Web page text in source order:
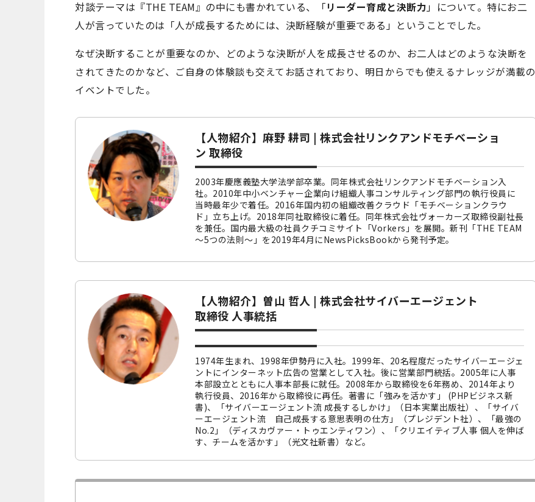
対談テーマは『THE TEAM』の中にも書かれている、「リーダー育成と決断力」について。特にお二
人が言っていたのは「人が成長するためには、決断経験が重要である」ということでした。
なぜ決断することが重要なのか、どのような決断が人を成長させるのか、お二人はどのような決断を
されてきたのかなど、ご自身の体験談も交えてお話されており、明日からでも使えるナレッジが満載の
イベントでした。
【人物紹介】麻野 耕司 | 株式会社リンクアンドモチベーショ
ン 取締役
2003年慶應義塾大学法学部卒業。同年株式会社リンクアンドモチベーション入
社。2010年中小ベンチャー企業向け組織人事コンサルティング部門の執行役員に
当時最年少で着任。2016年国内初の組織改善クラウド「モチベーションクラウ
ド」立ち上げ。2018年同社取締役に着任。同年株式会社ヴォーカーズ取締役副社長
を兼任。国内最大級の社員クチコミサイト「Vorkers」を展開。新刊「THE TEAM
～5つの法則～」を2019年4月にNewsPicksBookから発刊予定。
【人物紹介】曽山 哲人 | 株式会社サイバーエージェント
取締役 人事統括
1974年生まれ、1998年伊勢丹に入社。1999年、20名程度だったサイバーエージェ
ントにインターネット広告の営業として入社。後に営業部門統括。2005年に人事
本部設立とともに人事本部長に就任。2008年から取締役を6年務め、2014年より
執行役員、2016年から取締役に再任。著書に「強みを活かす」 (PHPビジネス新
書)、「サイバーエージェント流 成長するしかけ」（日本実業出版社）、「サイバ
ーエージェント流 自己成長する意思表明の仕方」（プレジデント社）、「最強の
No.2」（ディスカヴァー・トゥエンティワン）、「クリエイティブ人事 個人を伸ば
す、チームを活かす」（光文社新書）など。